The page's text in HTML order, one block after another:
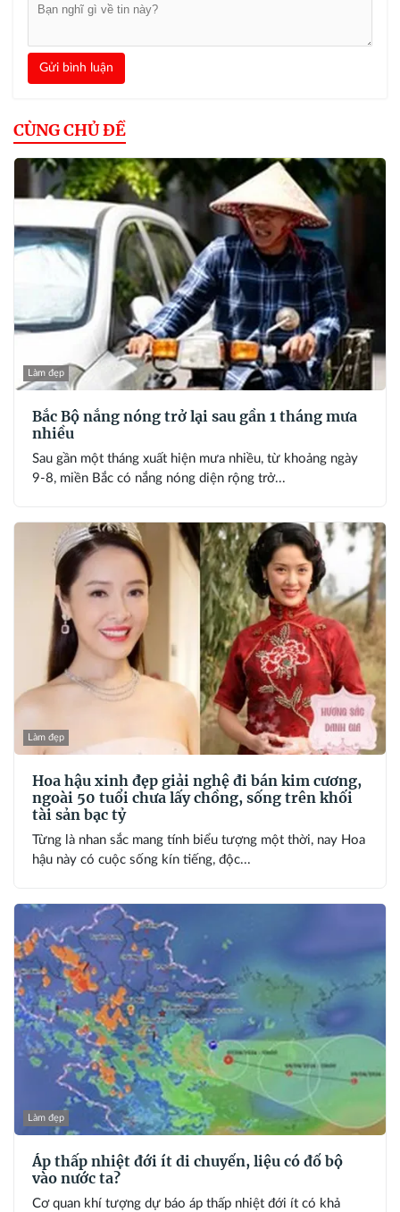
Gửi bình luận
CÙNG CHỦ ĐỀ
Làm đẹp
Bắc Bộ nắng nóng trở lại sau gần 1 tháng mưa
nhiều
Sau gần một tháng xuất hiện mưa nhiều, từ khoảng ngày
9-8, miền Bắc có nắng nóng diện rộng trở...
Làm đẹp
Hoa hậu xinh đẹp giải nghệ đi bán kim cương,
ngoài 50 tuổi chưa lấy chồng, sống trên khối
tài sản bạc tỷ
Từng là nhan sắc mang tính biểu tượng một thời, nay Hoa
hậu này có cuộc sống kín tiếng, độc...
Làm đẹp
Áp thấp nhiệt đới ít di chuyển, liệu có đổ bộ
vào nước ta?
Cơ quan khí tượng dự báo áp thấp nhiệt đới ít có khả